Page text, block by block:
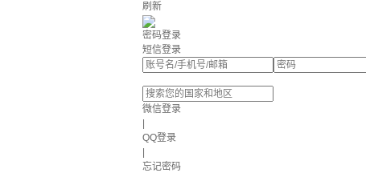
刷新
密码登录
短信登录
微信登录
QQ登录
忘记密码